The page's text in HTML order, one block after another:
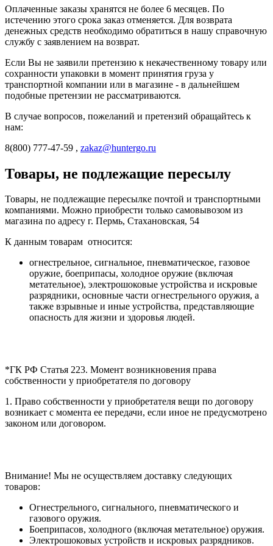
Оплаченные заказы хранятся не более 6 месяцев. По
истечению этого срока заказ отменяется. Для возврата
денежных средств необходимо обратиться в нашу справочную
службу с заявлением на возврат.
Если Вы не заявили претензию к некачественному товару или
сохранности упаковки в момент принятия груза у
транспортной компании или в магазине - в дальнейшем
подобные претензии не рассматриваются.
В случае вопросов, пожеланий и претензий обращайтесь к
нам:
8(800) 777-47-59 , zakaz@huntergo.ru
Товары, не подлежащие пересылу
Товары, не подлежащие пересылке почтой и транспортными
компаниями. Можно приобрести только самовывозом из
магазина по адресу г. Пермь, Стахановская, 54
К данным товарам относится:
огнестрельное, сигнальное, пневматическое, газовое
оружие, боеприпасы, холодное оружие (включая
метательное), электрошоковые устройства и искровые
разрядники, основные части огнестрельного оружия, а
также взрывные и иные устройства, представляющие
опасность для жизни и здоровья людей.
*ГК РФ Статья 223. Момент возникновения права
собственности у приобретателя по договору
1. Право собственности у приобретателя вещи по договору
возникает с момента ее передачи, если иное не предусмотрено
законом или договором.
Внимание! Мы не осуществляем доставку следующих
товаров:
Огнестрельного, сигнального, пневматического и
газового оружия.
Боеприпасов, холодного (включая метательное) оружия.
Электрошоковых устройств и искровых разрядников.